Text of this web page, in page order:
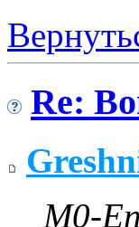
Re:
M0-